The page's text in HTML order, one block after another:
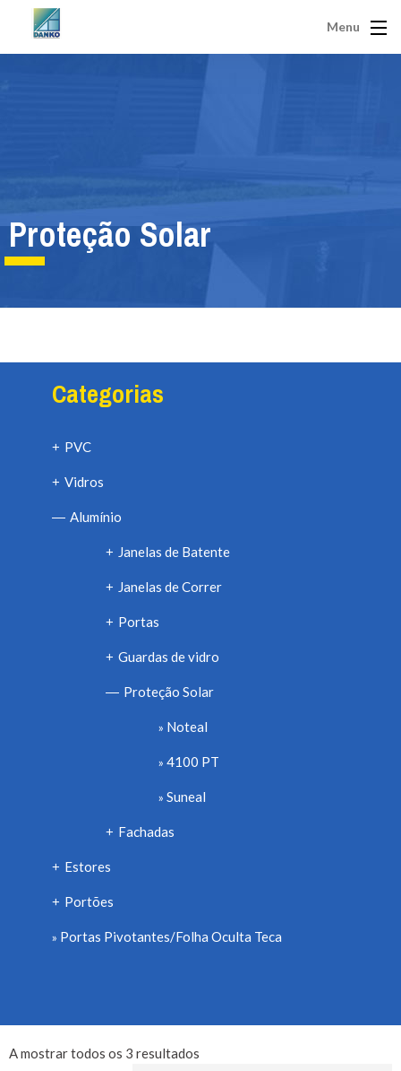
Menu
Proteção Solar
Categorias
+ PVC
+ Vidros
— Alumínio
+ Janelas de Batente
+ Janelas de Correr
+ Portas
+ Guardas de vidro
— Proteção Solar
Noteal
4100 PT
Suneal
+ Fachadas
+ Estores
+ Portões
Portas Pivotantes/Folha Oculta Teca
A mostrar todos os 3 resultados